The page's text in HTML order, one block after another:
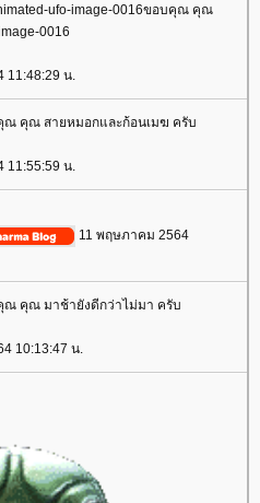
ขอบคุณ คุณ
น.
ณ คุณ สายหมอกและก้อนเมฆ ครับ
11:55:59 น.
11 พฤษภาคม 2564
ณ คุณ มาช้ายังดีกว่าไม่มา ครับ
10:13:47 น.